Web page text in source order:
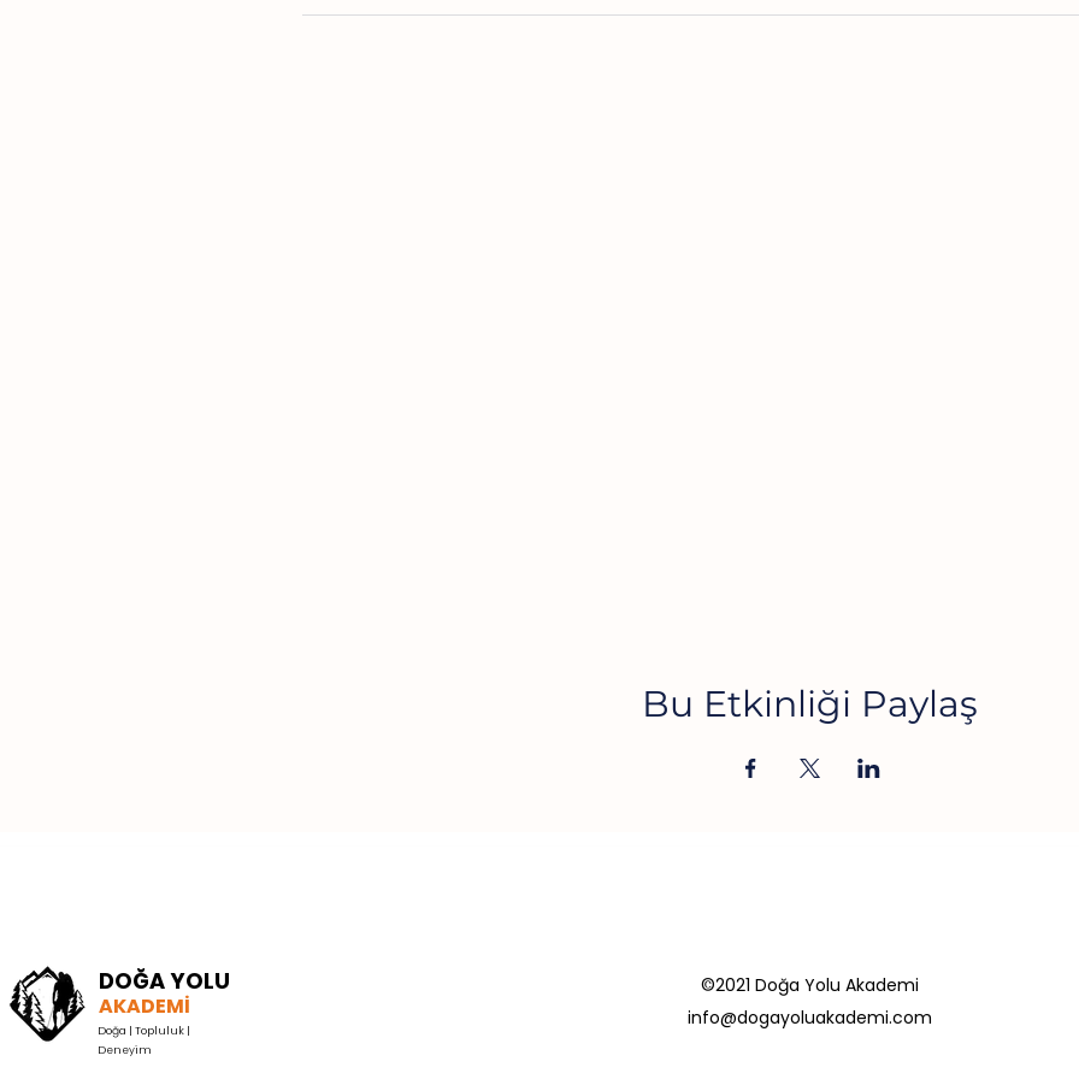
Bu Etkinliği Paylaş
DOĞA YOLU
AKADEMİ
Doğa | Topluluk |
Deneyim
©2021 Doğa Yolu Akademi
info@dogayoluakademi.com